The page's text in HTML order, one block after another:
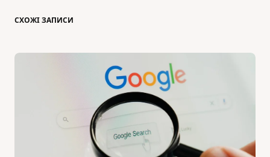
СХОЖІ ЗАПИСИ